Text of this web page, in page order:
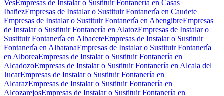
VesEmpresas de Instalar o Sustituir Fontanería en Casas
IbañezEmpresas de Instalar o Sustituir Fontanería en Caudete
Empresas de Instalar o Sustituir Fontanería en AbengibreEmpresas
de Instalar o Sustituir Fontanería en AlatozEmpresas de Instalar o
Sustituir Fontanería en AlbaceteEmpresas de Instalar o Sustituir
Fontanería en AlbatanaEmpresas de Instalar o Sustituir Fontanería
en AlboreaEmpresas de Instalar o Sustituir Fontanería en
AlcadozoEmpresas de Instalar o Sustituir Fontanería en Alcala del
JucarEmpresas de Instalar o Sustituir Fontanería en
AlcarazEmpresas de Instalar o Sustituir Fontanería en
AlcozarejosEmpresas de Instalar o Sustituir Fontanería en